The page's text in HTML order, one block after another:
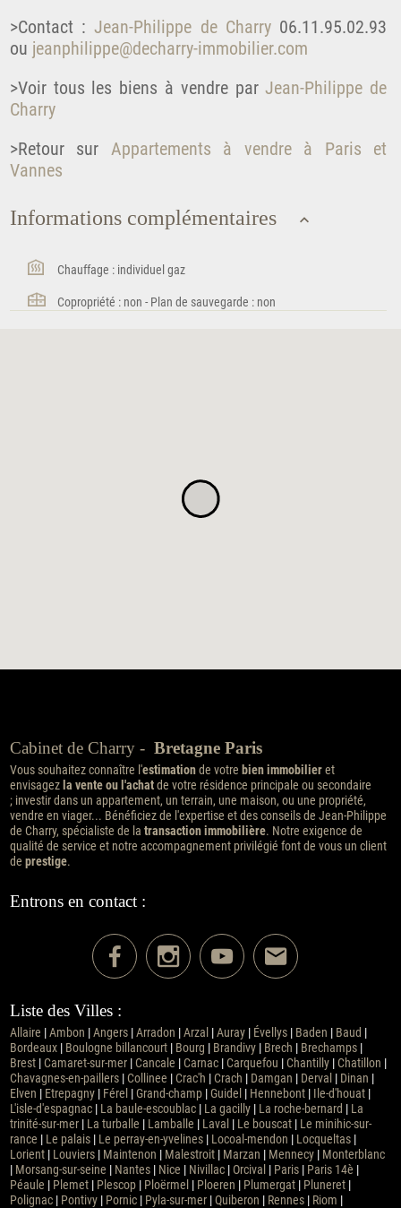
>Contact : Jean-Philippe de Charry06.11.95.02.93
ou jeanphilippe@decharry-immobilier.com
>Voir tous les biens à vendre parJean-Philippe de
Charry
>Retour sur Appartements à vendre à Paris et
Vannes
Informations complémentaires
Chauffage : individuel gaz
Copropriété : non - Plan de sauvegarde : non
Cabinet de Charry - Bretagne Paris
Vous souhaitez connaître l'estimationde votre bien immobilieret
envisagezla vente ou l'achatde votre résidence principale ou secondaire
; investir dans un appartement, un terrain, une maison, ou une propriété,
vendre en viager... Bénéficiez de l'expertise et des conseils de Jean-Philippe
de Charry, spécialiste de la transaction immobilière. Notre exigence de
qualité de service et notre accompagnement privilégié font de vous un client
de prestige.
Entrons en contact :
Liste des Villes :
Allaire Ambon Angers| Arradon Arzal| Auray| Évellys| Baden Baud
Bordeaux| Boulogne billancourt| Bourg Brandivy| Brech Brechamps|
Brest| Camaret-sur-mer| Cancale Carnac| Carquefou Chantilly| Chatillon
Chavagnes-en-paillers| Collinee Crac'h Crach Damgan Derval| Dinan
Elven
Etrepagny| Férel| Grand-champ| Guidel| Hennebont| Ile-d'houat|
L'isle-d'espagnac| La baule-escoublac| La gacilly| La roche-bernard
La
trinité-sur-mer| La turballe Lamballe Laval| Le bouscat| Le minihic-sur-
rance
Le palais| Le perray-en-yvelines| Locoal-mendon Locqueltas|
Lorient| Louviers| Maintenon Malestroit| Marzan Mennecy| Monterblanc
Morsang-sur-seine Nantes| Nice Nivillac| Orcival| Paris| Paris 14è
Péaule
Plemet| Plescop| Ploërmel| Ploeren Plumergat| Pluneret|
Polignac| Pontivy| Pornic| Pyla-sur-mer| Quiberon Rennes| Riom